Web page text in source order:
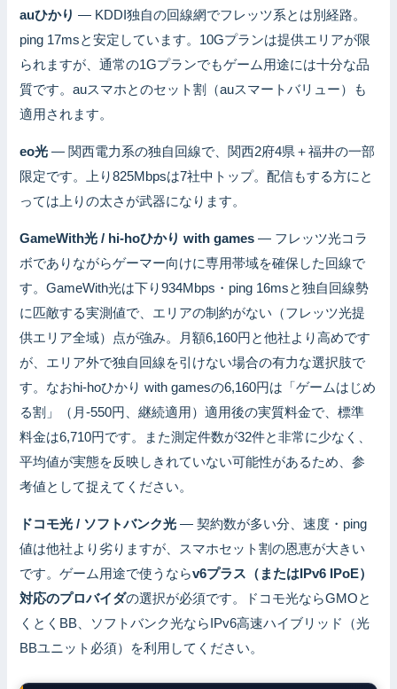
auひかり — KDDI独自の回線網でフレッツ系とは別経路。
ping 17msと安定しています。10Gプランは提供エリアが限
られますが、通常の1Gプランでもゲーム用途には十分な品
質です。auスマホとのセット割（auスマートバリュー）も
適用されます。
eo光 — 関西電力系の独自回線で、関西2府4県＋福井の一部
限定です。上り825Mbpsは7社中トップ。配信もする方にと
っては上りの太さが武器になります。
GameWith光 / hi-hoひかり with games — フレッツ光コラ
ボでありながらゲーマー向けに専用帯域を確保した回線で
す。GameWith光は下り934Mbps・ping 16msと独自回線勢
に匹敵する実測値で、エリアの制約がない（フレッツ光提
供エリア全域）点が強み。月額6,160円と他社より高めです
が、エリア外で独自回線を引けない場合の有力な選択肢で
す。なおhi-hoひかり with gamesの6,160円は「ゲームはじめ
る割」（月-550円、継続適用）適用後の実質料金で、標準
料金は6,710円です。また測定件数が32件と非常に少なく、
平均値が実態を反映しきれていない可能性があるため、参
考値として捉えてください。
ドコモ光 / ソフトバンク光 — 契約数が多い分、速度・ping
値は他社より劣りますが、スマホセット割の恩恵が大きい
です。ゲーム用途で使うならv6プラス（またはIPv6 IPoE）
対応のプロバイダの選択が必須です。ドコモ光ならGMOと
くとくBB、ソフトバンク光ならIPv6高速ハイブリッド（光
BBユニット必須）を利用してください。